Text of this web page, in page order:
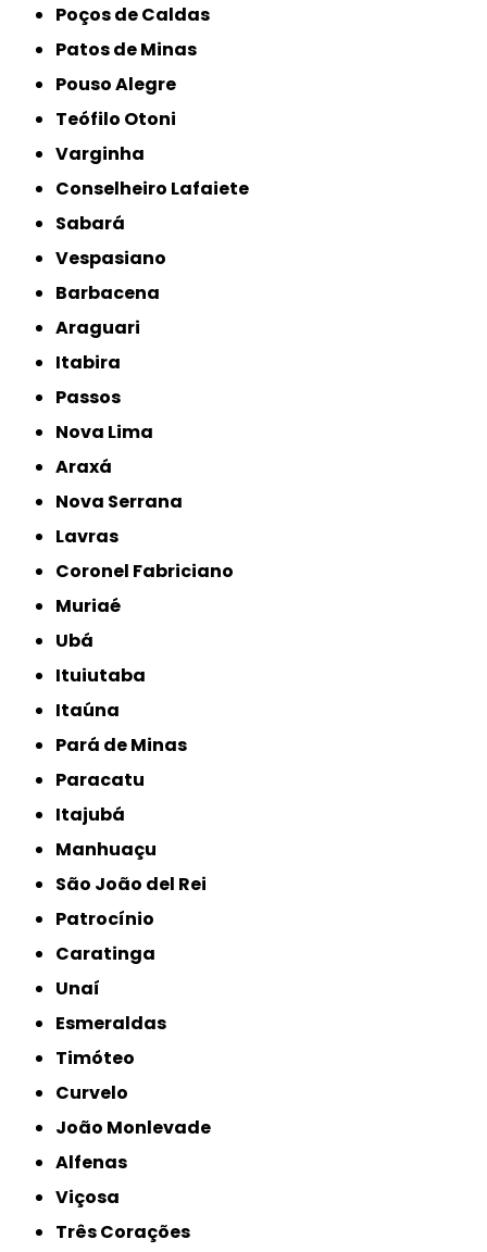
Poços de Caldas
Patos de Minas
Pouso Alegre
Teófilo Otoni
Varginha
Conselheiro Lafaiete
Sabará
Vespasiano
Barbacena
Araguari
Itabira
Passos
Nova Lima
Araxá
Nova Serrana
Lavras
Coronel Fabriciano
Muriaé
Ubá
Ituiutaba
Itaúna
Pará de Minas
Paracatu
Itajubá
Manhuaçu
São João del Rei
Patrocínio
Caratinga
Unaí
Esmeraldas
Timóteo
Curvelo
João Monlevade
Alfenas
Viçosa
Três Corações